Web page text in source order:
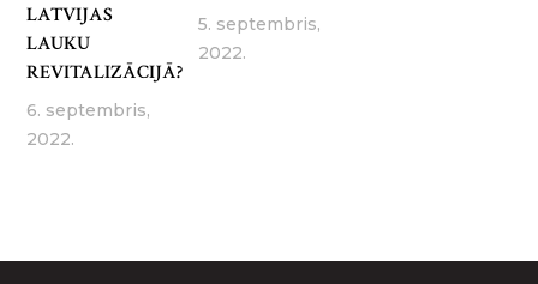
LATVIJAS
LAUKU
REVITALIZĀCIJĀ?
6. septembris,
2022.
5. septembris,
2022.